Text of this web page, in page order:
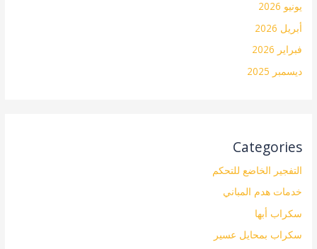
يونيو 2026
أبريل 2026
فبراير 2026
ديسمبر 2025
Categories
التفجير الخاضع للتحكم
خدمات هدم المباني
سكراب أبها
سكراب بمحايل عسير